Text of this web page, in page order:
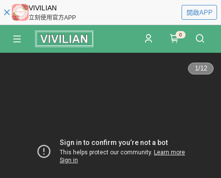
VIVILIAN
立刻使用官方APP
開啟APP
0
1/12